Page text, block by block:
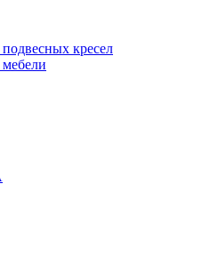
кресел